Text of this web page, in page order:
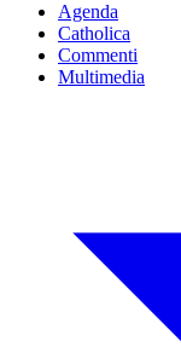
Agenda
Catholica
Commenti
Multimedia